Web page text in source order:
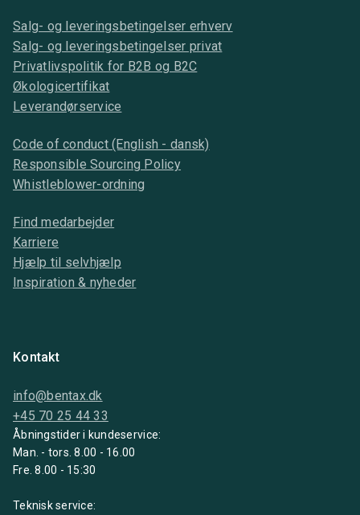
Salg- og leveringsbetingelser erhverv
Salg- og leveringsbetingelser privat
Privatlivspolitik for B2B og B2C
Økologicertifikat
Leverandørservice
Code of conduct (English - dansk)
Responsible Sourcing Policy
Whistleblower-ordning
Find medarbejder
Karriere
Hjælp til selvhjælp
Inspiration & nyheder
Kontakt
info@bentax.dk
+45 70 25 44 33
Åbningstider i kundeservice:
Man. - tors. 8.00 - 16.00
Fre. 8.00 - 15:30
Teknisk service: